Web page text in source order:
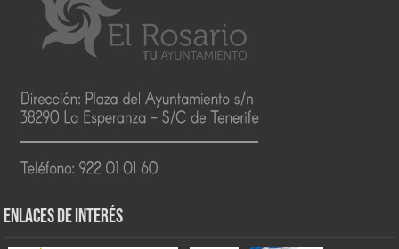
ENLACES DE INTERÉS